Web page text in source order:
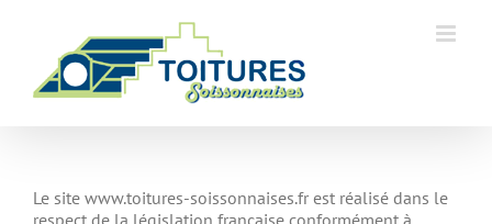
Le site www.toitures-soissonnaises.fr est réalisé dans le
respect de la législation française conformément à